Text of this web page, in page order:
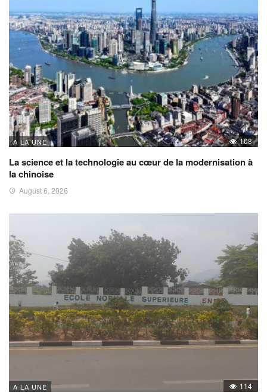
A LA UNE 108
La science et la technologie au cœur de la modernisation à
la chinoise
August 6, 2026
A LA UNE 114